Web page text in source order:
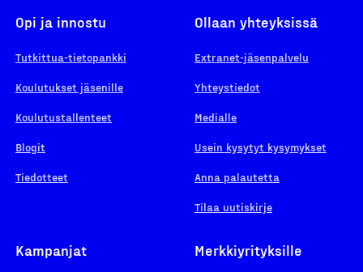
Opi ja innostu
Tutkittua-tietopankki
Koulutukset jäsenille
Koulutustallenteet
Blogit
Tiedotteet
Ollaan yhteyksissä
Extranet-jäsenpalvelu
Yhteystiedot
Medialle
Usein kysytyt kysymykset
Anna palautetta
Tilaa uutiskirje
Kampanjat Merkkiyrityksille